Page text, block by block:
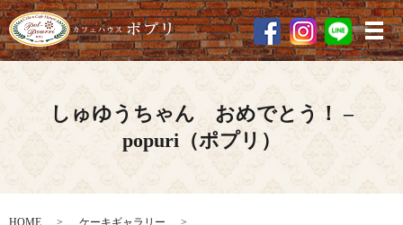
メ
しゅゆうちゃん おめでとう！ –
popuri（ポプリ）
HOME
ケーキギャラリー